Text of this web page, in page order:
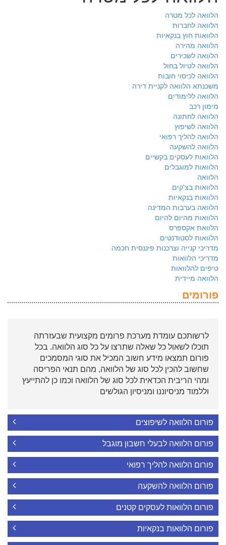
הלוואה לכל מטרה
הלוואה לחברות
הלוואות חוץ בנקאיות
הלוואה מהירה
הלוואה לשכירים
הלוואה לטיול בחול
הלוואה לכיסוי חובות
משכנתא הלוואה לקניית דירה
הלוואה ללימודים
מימון רכב
הלוואה לחתונה
הלוואה לשיפוץ
הלוואה להליך רפואי
הלוואה להשקעה
הלוואות לעסקים בקשיים
הלוואות למוגבלים
הלוואה
הלוואות בצ'קים
הלוואות בנקאיות
הלוואה בערבות המדינה
הלוואות מהיום להיום
הלוואת אקספרס
הלוואות לסטודנטים
מדריכי קנייה וצרכנות פיננסית חכמה
מדריכי הלוואות
טיפים להלוואות
הלוואה מיידית
פורומים
לרשותכם עומדת מערכת פרומים מקצועית שבעזרתה
תוכלו לשאול כל שאלה שתרצו על כל סוג הלוואה. בכל
פורום תמצאו מידע חשוב המכיל את סוגי המסמכים
שחשוב להכין לכל סוג של הלוואה, מהם תנאי הפריסה
ומהי הריבית הכדאית לכל סוג של הלוואה וכמו כן להתייעץ
וללמוד מניסיוננו ומניסיון הגולשים
פורום הלוואה לשיפוצים
פורום הלוואה לבעלי חשבון מוגבל
פורום הלוואה להליך רפואי
פורום הלוואה להשקעה
פורום הלוואות לעסקים קטנים
פורום הלוואות בנקאיות